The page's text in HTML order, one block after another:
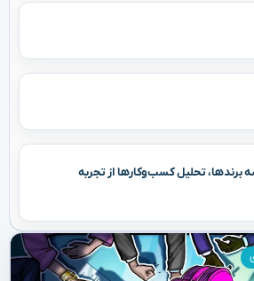
برندها، تحلیل کسب‌وکارها از تجربه